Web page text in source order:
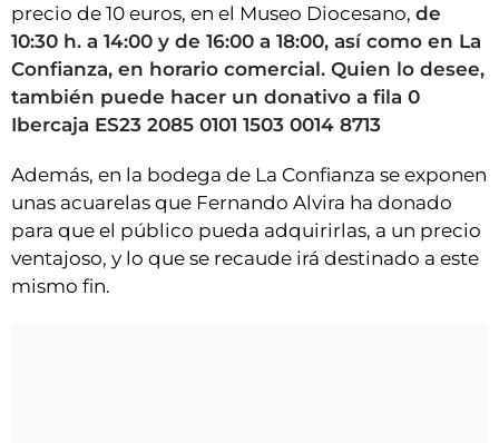
precio de 10 euros, en el Museo Diocesano, de
10:30 h. a 14:00 y de 16:00 a 18:00, así como en La
Confianza, en horario comercial. Quien lo desee,
también puede hacer un donativo a fila 0
Ibercaja ES23 2085 0101 1503 0014 8713
Además, en la bodega de La Confianza se exponen
unas acuarelas que Fernando Alvira ha donado
para que el público pueda adquirirlas, a un precio
ventajoso, y lo que se recaude irá destinado a este
mismo fin.